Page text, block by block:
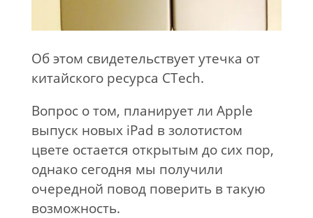
Об этом свидетельствует утечка от
китайского ресурса CTech.
Вопрос о том, планирует ли Apple
выпуск новых iPad в золотистом
цвете остается открытым до сих пор,
однако сегодня мы получили
очередной повод поверить в такую
возможность.